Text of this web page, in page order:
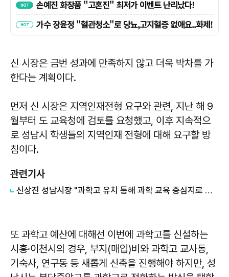
신 시장은 금번 성과에 만족하지 않고 더욱 박차를 가
한다는 계획이다.
먼저 신 시장은 지역인재전형 요구와 관련, 지난 해 9
월부터 도 교육청에 검토를 요청했고, 이후 지속적으
로 성남시 학생들의 지역인재 전형에 대해 요구할 방
침이다.
관련기사
신상진 성남시장 "과학고 유치 통해 과학 교육 중심지로 자리매김 할 것"
또 과학고 예산에 대해선 이번에 과학고를 신설하는
시흥·이천시의 경우, 부지(매입)비와 과학고 교사동,
기숙사, 연구동 등 새롭게 신축을 진행해야 하지만, 성